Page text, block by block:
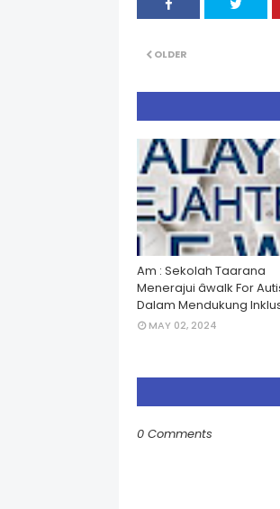
OLDER
Am : Sekolah Taarana
Menerajui âwalk For
Dalam Mendukung
MAY 02, 2024
0 Comments